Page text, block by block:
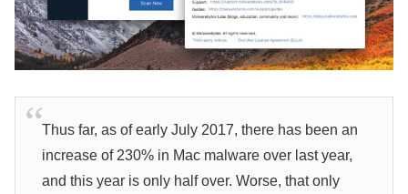
Thus far, as of early July 2017, there has been an
increase of 230% in Mac malware over last year,
and this year is only half over. Worse, that only